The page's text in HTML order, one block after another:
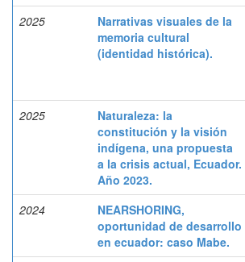
2025
Narrativas visuales de la
memoria cultural
(identidad histórica).
2025
Naturaleza: la
constitución y la visión
indígena, una propuesta
a la crisis actual, Ecuador.
Año 2023.
2024
NEARSHORING,
oportunidad de desarrollo
en ecuador: caso Mabe.